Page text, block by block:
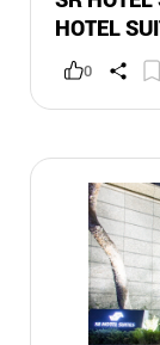
HOTEL
0